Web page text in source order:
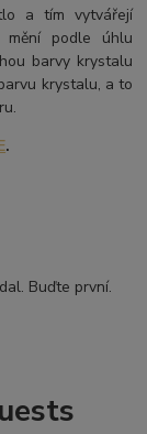
a tím vytvářejí
mění podle úhlu
barvy krystalu
krystalu, a to
.
Buďte první.